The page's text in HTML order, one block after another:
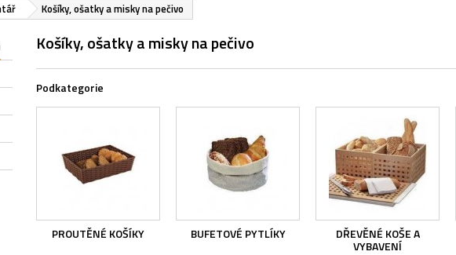
Košíky, ošatky a misky na pečivo
Košíky, ošatky a misky na pečivo
Podkategorie
PROUTĚNÉ KOŠÍKY BUFETOVÉ PYTLÍKY DŘEVĚNÉ KOŠE A
VYBAVENÍ